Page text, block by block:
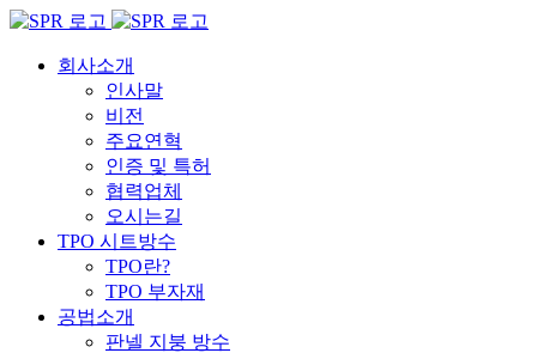
Skip
content회사소개
인사말
비전
주요연혁
인증 및 특허
협력업체
오시는길
TPO 시트방수
TPO란?
TPO 부자재
공법소개
판넬 지붕 방수